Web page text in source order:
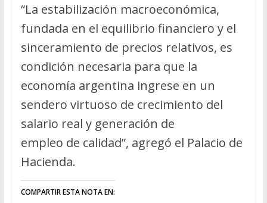
“La estabilización macroeconómica,
fundada en el equilibrio financiero y el
sinceramiento de precios relativos, es
condición necesaria para que la
economía argentina ingrese en un
sendero virtuoso de crecimiento del
salario real y generación de
empleo de calidad”, agregó el Palacio de
Hacienda.
COMPARTIR ESTA NOTA EN: